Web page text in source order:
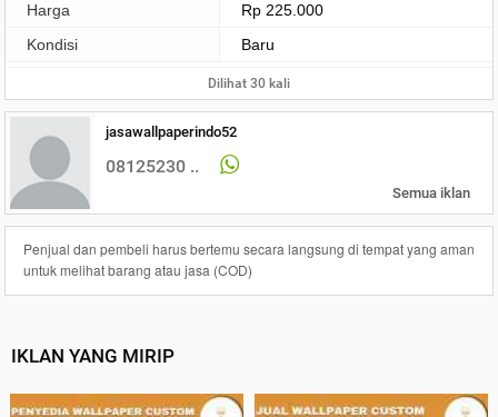
Harga
Rp 225.000
Kondisi
Baru
Dilihat 30 kali
jasawallpaperindo52
08125230 ..
Semua iklan
Penjual dan pembeli harus bertemu secara langsung di tempat yang aman
untuk melihat barang atau jasa (COD)
IKLAN YANG MIRIP